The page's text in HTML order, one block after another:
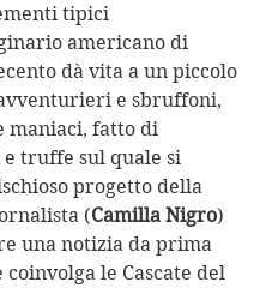
tipici
americano di
dà vita a un piccolo
e sbruffoni,
maniaci, fatto di
e truffe sul quale si
progetto della
(Camilla Nigro)
una notizia da prima
coinvolga le Cascate del